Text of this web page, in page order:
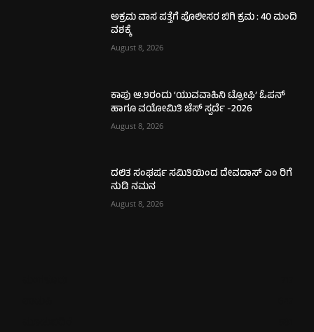
ಅಕ್ರಮ ವಾಸ ಪತ್ತೆಗೆ ಪೊಲೀಸರ ಬಿಗಿ ಕ್ರಮ : 40 ಮಂದಿ
ವಶಕ್ಕೆ
August 8, 2026
ಕಾಪು ಆ.9ರಂದು ‘ಯುವವಾಹಿನಿ ಟ್ರೋಫಿ’ ಓಪನ್‌
ಹಾಗೂ ವಯೋಮಿತಿ ಚೆಸ್‌ ಸ್ಪರ್ದೆ -2026
August 8, 2026
ದಲಿತ ಸಂಘರ್ಷ ಸಮಿತಿಯಿಂದ ದೇವದಾಸ್ ಎಂ ರಿಗೆ
ನುಡಿ ನಮನ
August 8, 2026